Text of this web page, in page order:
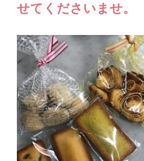
せてくださいませ。